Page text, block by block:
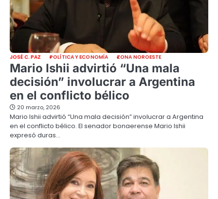
JOSÉ C. PAZ POLÍTICA Y ECONOMÍA ZONA NOROESTE
Mario Ishii advirtió “Una mala
decisión” involucrar a Argentina
en el conflicto bélico
20 marzo, 2026
Mario Ishii advirtió “Una mala decisión” involucrar a Argentina
en el conflicto bélico. El senador bonaerense Mario Ishii
expresó duras…